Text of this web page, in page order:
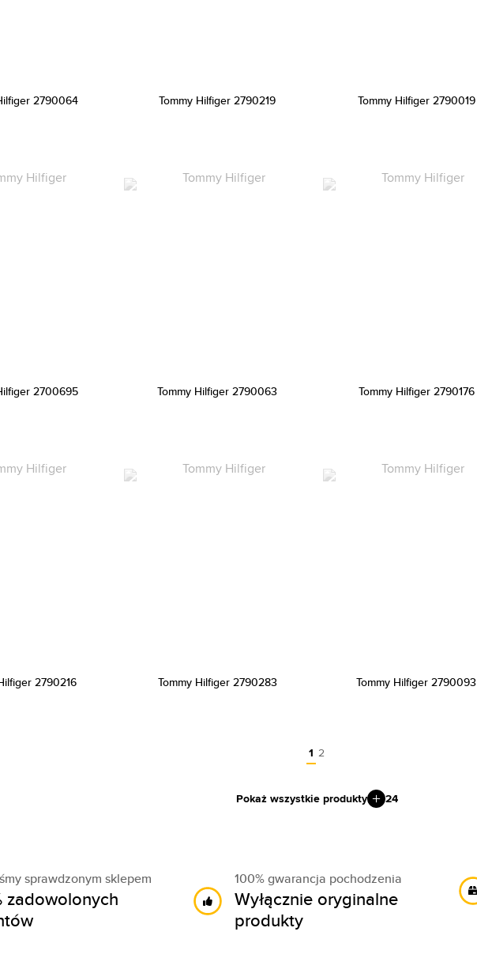
2790064 Tommy Hilfiger 2790219 Tommy Hilfiger 2790019
2700695 Tommy Hilfiger 2790063 Tommy Hilfiger 2790176
2790216 Tommy Hilfiger 2790283 Tommy Hilfiger 2790093
1 2
Pokaż wszystkie produkty 24
sprawdzonym sklepem
zadowolonych
100% gwarancja pochodzenia
Wyłącznie oryginalne
produkty